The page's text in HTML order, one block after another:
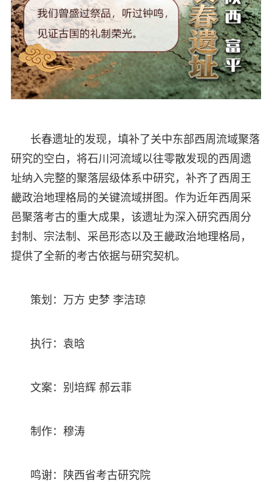
长春遗址的发现，填补了关中东部西周流域聚落
研究的空白，将石川河流域以往零散发现的西周遗
址纳入完整的聚落层级体系中研究，补齐了西周王
畿政治地理格局的关键流域拼图。作为近年西周采
邑聚落考古的重大成果，该遗址为深入研究西周分
封制、宗法制、采邑形态以及王畿政治地理格局，
提供了全新的考古依据与研究契机。
策划：万方 史梦 李洁琼
执行：袁晗
文案：别培辉 郝云菲
制作：穆涛
鸣谢：陕西省考古研究院